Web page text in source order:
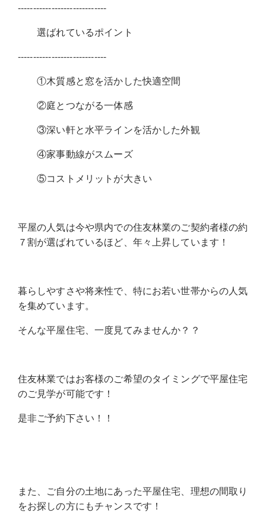
-----------------------------
選ばれているポイント
-----------------------------
①木質感と窓を活かした快適空間
②庭とつながる一体感
③深い軒と水平ラインを活かした外観
④家事動線がスムーズ
⑤コストメリットが大きい
平屋の人気は今や県内での住友林業のご契約者様の約
７割が選ばれているほど、年々上昇しています！
暮らしやすさや将来性で、特にお若い世帯からの人気
を集めています。
そんな平屋住宅、一度見てみませんか？？
住友林業ではお客様のご希望のタイミングで平屋住宅
のご見学が可能です！
是非ご予約下さい！！
また、ご自分の土地にあった平屋住宅、理想の間取り
をお探しの方にもチャンスです！